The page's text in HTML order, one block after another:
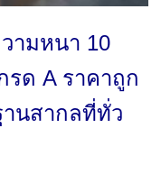
ามหนา 10
รด A ราคาถูก
นสากลที่ทั่ว